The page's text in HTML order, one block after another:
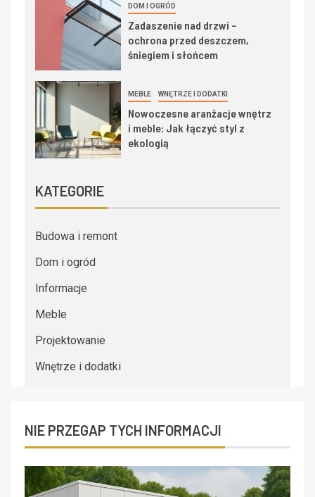
DOM I OGRÓD
Zadaszenie nad drzwi –
ochrona przed deszczem,
śniegiem i słońcem
MEBLE WNĘTRZE I DODATKI
Nowoczesne aranżacje wnętrz
i meble: Jak łączyć styl z
ekologią
KATEGORIE
Budowa i remont
Dom i ogród
Informacje
Meble
Projektowanie
Wnętrze i dodatki
NIE PRZEGAP TYCH INFORMACJI